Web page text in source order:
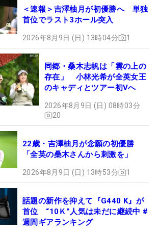
＜速報＞吉澤柚月が初優勝へ 単独
首位でラスト3ホール突入
2026年8月9日 (日) 13時04分 1
同郷・桑木志帆は「雲の上の
存在」 小林光希が全英女王
のキャディとツアー初Vへ
2026年8月9日 (日) 08時03分
20
22歳・吉澤柚月が念願の初優勝
「全英の桑木さんから刺激を」
2026年8月9日 (日) 13時53分 1
話題の新作を抑えて『G440 K』が
首位 “10Ｋ”人気は未だに継続中 #
週間ギアランキング